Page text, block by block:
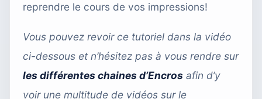
reprendre le cours de vos impressions!
Vous pouvez revoir ce tutoriel dans la vidéo
ci-dessous et n’hésitez pas à vous rendre sur
les différentes chaines d’Encros afin d’y
voir une multitude de vidéos sur le